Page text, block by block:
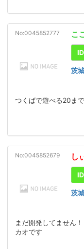
No:0045852777 こ
ID
茨城
つくばで遊べる20ま
No:0045852679 し
ID
茨城
まだ開発してません
カオです